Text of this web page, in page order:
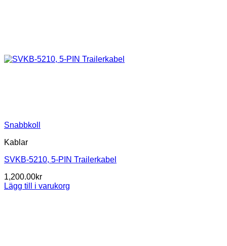
Snabbkoll
Kablar
SVKB-5210, 5-PIN Trailerkabel
1,200.00kr
Lägg till i varukorg